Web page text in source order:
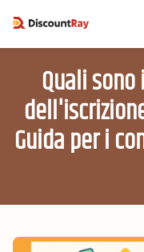
Quali
Guida per i